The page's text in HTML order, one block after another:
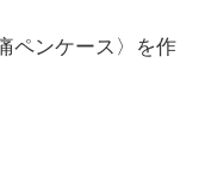
ペンケース〉を作